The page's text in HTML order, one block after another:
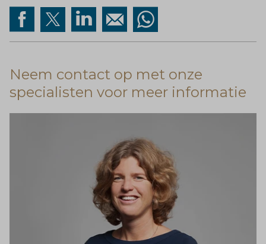
Neem contact op met onze
specialisten voor meer informatie